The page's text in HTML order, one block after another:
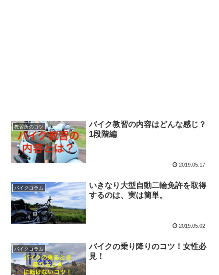
教習所のコツ
バイク教習の内容はどんな感じ？
1段階編
2019.05.17
バイクコラム
いきなり大型自動二輪免許を取得
するのは、実は簡単。
2019.05.02
バイクコラム
バイクの乗り降りのコツ！女性必
見！